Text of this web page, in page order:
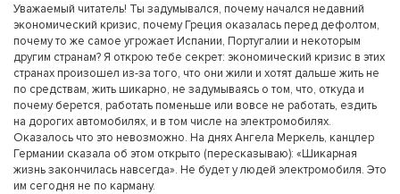
Уважаемый читатель! Ты задумывался, почему начался недавний
экономический кризис, почему Греция оказалась перед дефолтом,
почему то же самое угрожает Испании, Португалии и некоторым
другим странам? Я открою тебе секрет: экономический кризис в этих
странах произошел из-за того, что они жили и хотят дальше жить не
по средствам, жить шикарно, не задумываясь о том, что, откуда и
почему берется, работать поменьше или вовсе не работать, ездить
на дорогих автомобилях, и в том числе на электромобилях.
Оказалось что это невозможно. На днях Ангела Меркель, канцлер
Германии сказала об этом открыто (пересказываю): «Шикарная
жизнь закончилась навсегда». Не будет у людей электромобиля. Это
им сегодня не по карману.